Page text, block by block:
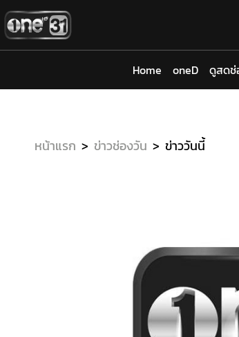
Home oneD ดูสดช่
หน้าแรก ข่าวช่องวัน ข่าววันนี้